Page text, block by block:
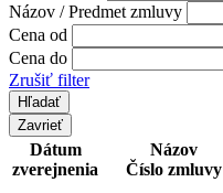
Názov / Predmet zmluvy
Cena od
Cena do
Zrušiť filter
Zavrieť
Dátum
zverejnenia
Názov
Číslo zmluvy